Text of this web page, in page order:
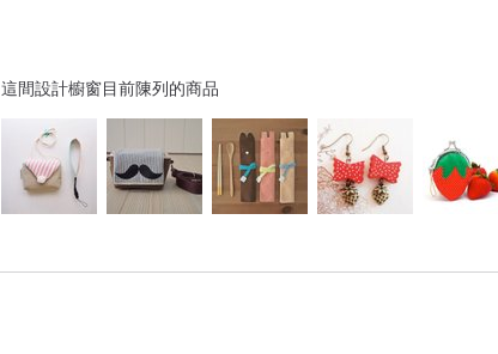
這間設計櫥窗目前陳列的商品